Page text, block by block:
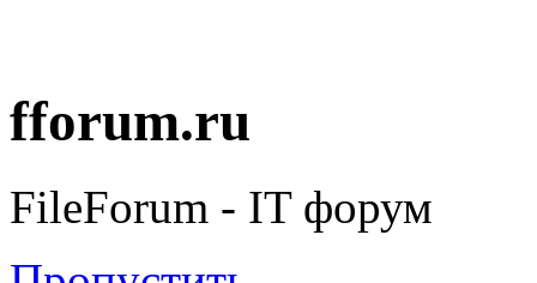
fforum.ru
FileForum - IT форум